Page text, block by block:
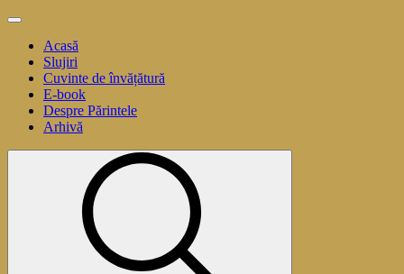
Sari
conținut
Meniu
principalAcasă
Slujiri
Cuvinte de învățătură
E-book
Despre Părintele
Arhivă